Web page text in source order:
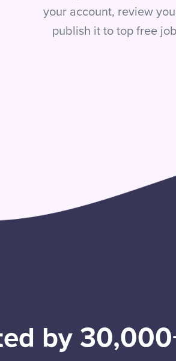
your account, review
publish it to top free
by